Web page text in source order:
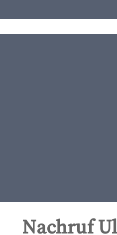
Nachruf